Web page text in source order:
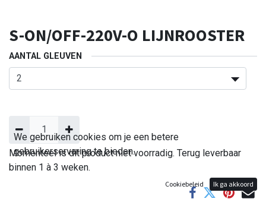
S-ON/OFF-220V-O LIJNROOSTER
AANTAL GLEUVEN
Momenteel is dit product niet voorradig. Terug leverbaar
binnen 1 à 3 weken.
We gebruiken cookies om je een betere
gebruikerservaring te bieden.
Cookiebeleid Ik ga akkoord